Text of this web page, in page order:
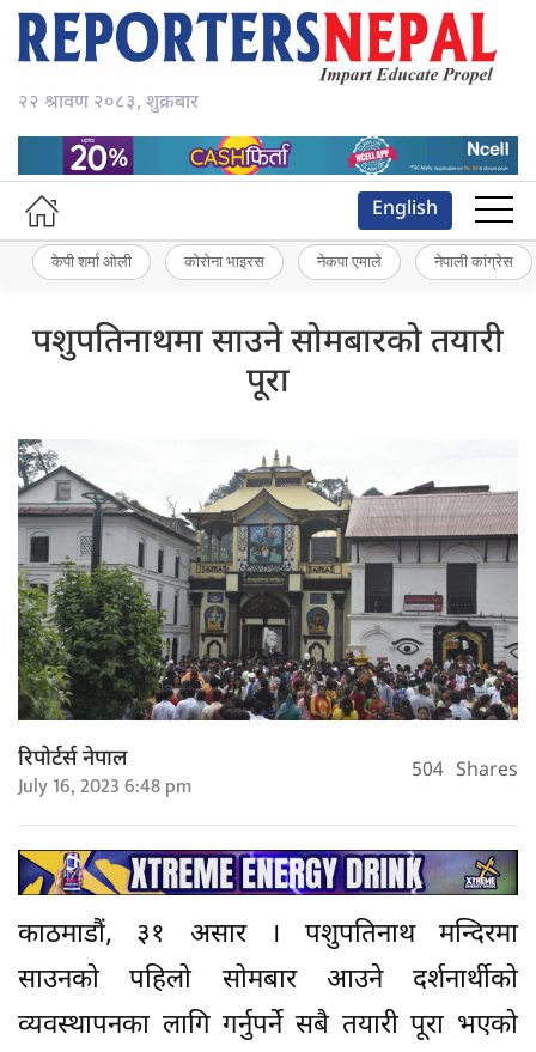
२२ श्रावण २०८३, शुक्रबार
English
केपी शर्मा ओली कोरोना भाइरस नेकपा एमाले नेपाली कांग्रेस
पशुपतिनाथमा साउने सोमबारको तयारी
पूरा
रिपोर्टर्स नेपाल
July 16, 2023 6:48 pm 504 Shares
काठमाडौं, ३१ असार । पशुपतिनाथ मन्दिरमा
साउनको पहिलो सोमबार आउने दर्शनार्थीको
व्यवस्थापनका लागि गर्नुपर्ने सबै तयारी पूरा भएको